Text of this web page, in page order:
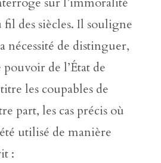
fil des siècles. Il souligne
nécessité de distinguer,
pouvoir de l’État de
les coupables de
part, les cas précis où
utilisé de manière
: